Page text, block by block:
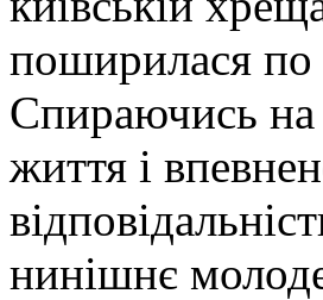
поширилася по
Спираючись на
життя і
нинішнє